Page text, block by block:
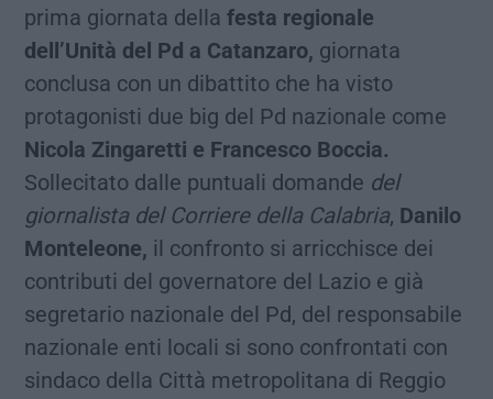
prima giornata della festa regionale
dell’Unità del Pd a Catanzaro, giornata
conclusa con un dibattito che ha visto
protagonisti due big del Pd nazionale come
Nicola Zingaretti e Francesco Boccia.
Sollecitato dalle puntuali domande del
giornalista del Corriere della Calabria, Danilo
Monteleone, il confronto si arricchisce dei
contributi del governatore del Lazio e già
segretario nazionale del Pd, del responsabile
nazionale enti locali si sono confrontati con
sindaco della Città metropolitana di Reggio